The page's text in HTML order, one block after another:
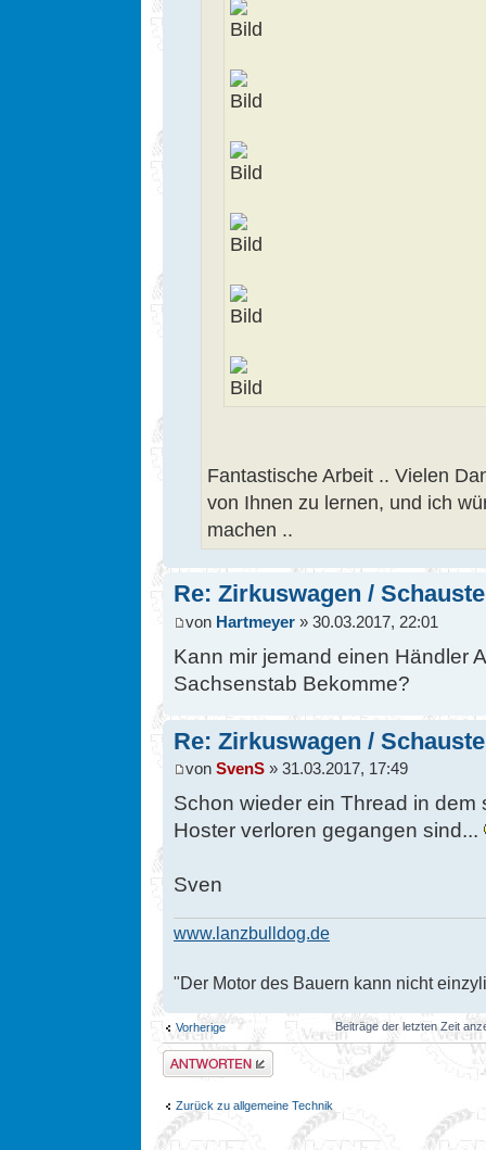
Fantastische Arbeit .. Vielen
von Ihnen zu lernen, und ich
machen ..
Re: Zirkuswagen /
von Hartmeyer » 30.03.2017, 22:01
Kann mir jemand einen Händler
Sachsenstab Bekomme?
Re: Zirkuswagen /
von SvenS » 31.03.2017, 17:49
Schon wieder ein Thread in
Hoster verloren gegangen sind...
Sven
www.lanzbulldog.de
"Der Motor des Bauern kann nicht
Vorherige Beiträge der letzten Zeit
Antwort erstellen
Zurück zu allgemeine Technik